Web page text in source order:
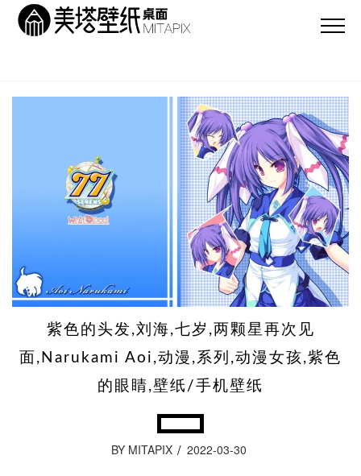
紫色的头发,刘海,七岁,两颗星再次见
面,Narukami Aoi,动漫,系列,动漫女孩,紫色
的眼睛,壁纸/手机壁纸
BY MITAPIX 2022-03-30